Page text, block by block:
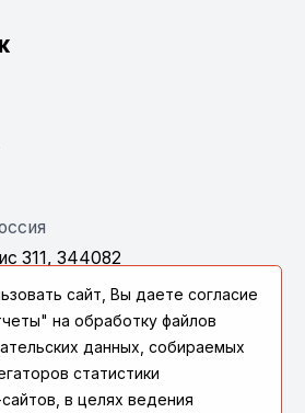
311, 344082
сайт, Вы даете согласие
на обработку файлов
данных, собираемых
статистики
в целях ведения